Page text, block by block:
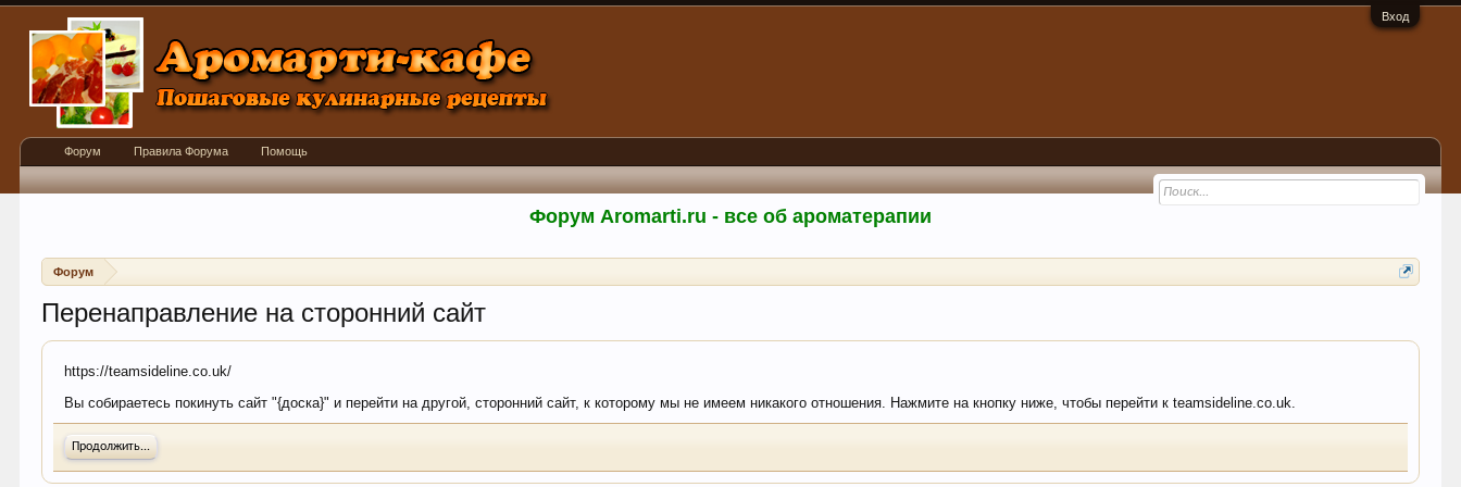
Вход
Форум Aromarti.ru - все об ароматерапии
Форум
Перенаправление на сторонний сайт
https://teamsideline.co.uk/
Вы собираетесь покинуть сайт "{доска}" и перейти на другой, сторонний сайт, к которому мы не имеем никакого отношения. Нажмите на кнопку ниже, чтобы перейти к teamsideline.co.uk.
Продолжить...
Форум Правила Форума Помощь